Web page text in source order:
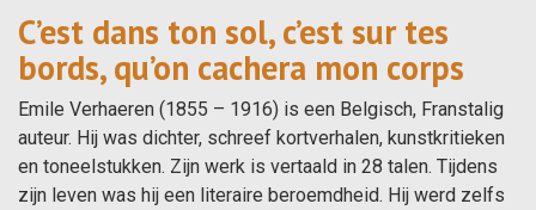
C’est dans ton sol, c’est sur tes
bords, qu’on cachera mon corps
Emile Verhaeren (1855 – 1916) is een Belgisch, Franstalig
auteur. Hij was dichter, schreef kortverhalen, kunstkritieken
en toneelstukken. Zijn werk is vertaald in 28 talen. Tijdens
zijn leven was hij een literaire beroemdheid. Hij werd zelfs